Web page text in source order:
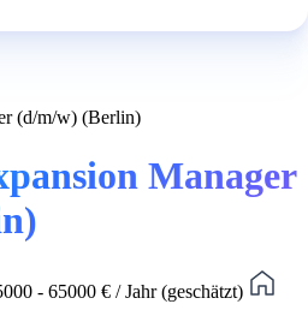
(d/m/w) (Berlin)
Manager
- 65000 € / Jahr (geschätzt)